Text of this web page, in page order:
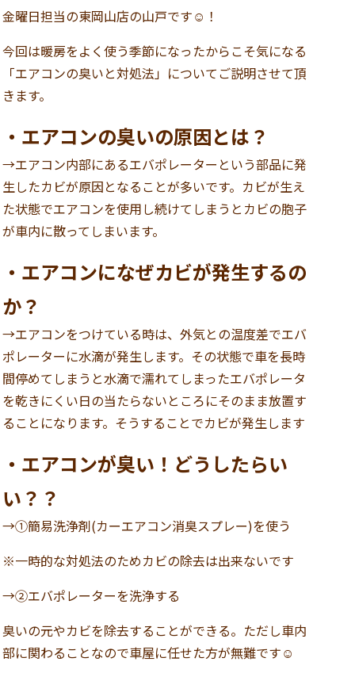
金曜日担当の東岡山店の山戸です☺！
今回は暖房をよく使う季節になったからこそ気になる
「エアコンの臭いと対処法」についてご説明させて頂
きます。
・エアコンの臭いの原因とは？
→エアコン内部にあるエバポレーターという部品に発
生したカビが原因となることが多いです。カビが生え
た状態でエアコンを使用し続けてしまうとカビの胞子
が車内に散ってしまいます。
・エアコンになぜカビが発生するの
か？
→エアコンをつけている時は、外気との温度差でエバ
ポレーターに水滴が発生します。その状態で車を長時
間停めてしまうと水滴で濡れてしまったエバポレータ
を乾きにくい日の当たらないところにそのまま放置す
ることになります。そうすることでカビが発生します
・エアコンが臭い！どうしたらい
い？？
→①簡易洗浄剤(カーエアコン消臭スプレー)を使う
※一時的な対処法のためカビの除去は出来ないです
→②エバポレーターを洗浄する
臭いの元やカビを除去することができる。ただし車内
部に関わることなので車屋に任せた方が無難です☺